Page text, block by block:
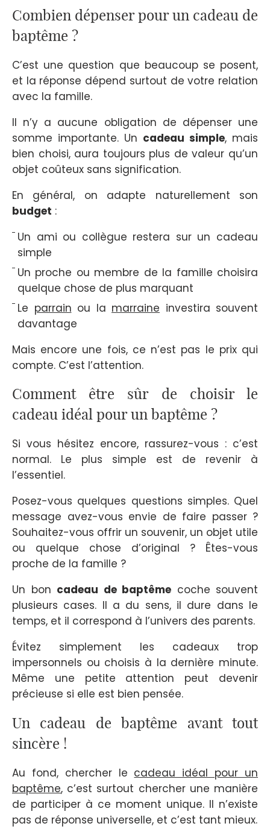
Combien dépenser pour un cadeau de
baptême ?
C’est une question que beaucoup se posent,
et la réponse dépend surtout de votre relation
avec la famille.
Il n’y a aucune obligation de dépenser une
somme importante. Un cadeau simple, mais
bien choisi, aura toujours plus de valeur qu’un
objet coûteux sans signification.
En général, on adapte naturellement son
budget :
Un ami ou collègue restera sur un cadeau
simple
Un proche ou membre de la famille choisira
quelque chose de plus marquant
Le parrain ou la marraine investira souvent
davantage
Mais encore une fois, ce n’est pas le prix qui
compte. C’est l’attention.
Comment être sûr de choisir le
cadeau idéal pour un baptême ?
Si vous hésitez encore, rassurez-vous : c’est
normal. Le plus simple est de revenir à
l’essentiel.
Posez-vous quelques questions simples. Quel
message avez-vous envie de faire passer ?
Souhaitez-vous offrir un souvenir, un objet utile
ou quelque chose d’original ? Êtes-vous
proche de la famille ?
Un bon cadeau de baptême coche souvent
plusieurs cases. Il a du sens, il dure dans le
temps, et il correspond à l’univers des parents.
Évitez simplement les cadeaux trop
impersonnels ou choisis à la dernière minute.
Même une petite attention peut devenir
précieuse si elle est bien pensée.
Un cadeau de baptême avant tout
sincère !
Au fond, chercher le cadeau idéal pour un
baptême, c’est surtout chercher une manière
de participer à ce moment unique. Il n’existe
pas de réponse universelle, et c’est tant mieux.